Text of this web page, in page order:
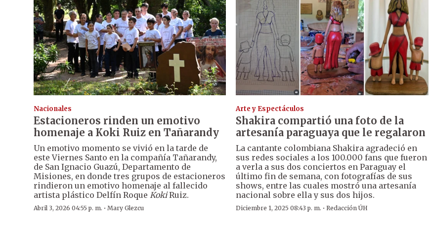
Nacionales
Estacioneros rinden un emotivo
homenaje a Koki Ruiz en Tañarandy
Un emotivo momento se vivió en la tarde de
este Viernes Santo en la compañía Tañarandy,
de San Ignacio Guazú, Departamento de
Misiones, en donde tres grupos de estacioneros
rindieron un emotivo homenaje al fallecido
artista plástico Delfín Roque KokiRuiz.
Abril 3, 2026 04:55 p. m. · Mary Glezcu
Arte y Espectáculos
Shakira compartió una foto de la
artesanía paraguaya que le regalaron
La cantante colombiana Shakira agradeció en
sus redes sociales a los 100.000 fans que fueron
a verla a sus dos conciertos en Paraguay el
último fin de semana, con fotografías de sus
shows, entre las cuales mostró una artesanía
nacional sobre ella y sus dos hijos.
Diciembre 1, 2025 08:43 p. m. ·Redacción ÚH